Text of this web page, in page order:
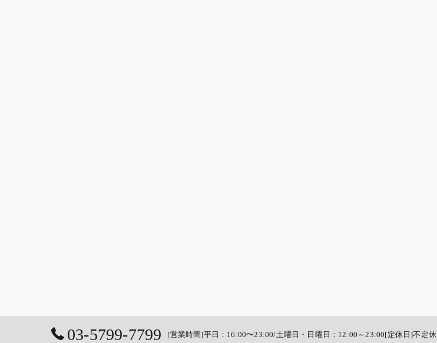
03-5799-7799 [営業時間]平日：16:00〜23:00/土曜日・日曜日：12:00～23:00[定休日]不定休